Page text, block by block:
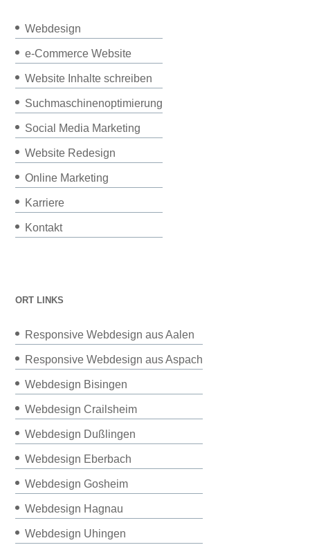
Webdesign
e-Commerce Website
Website Inhalte schreiben
Suchmaschinenoptimierung
Social Media Marketing
Website Redesign
Online Marketing
Karriere
Kontakt
ORT LINKS
Responsive Webdesign aus Aalen
Responsive Webdesign aus Aspach
Webdesign Bisingen
Webdesign Crailsheim
Webdesign Dußlingen
Webdesign Eberbach
Webdesign Gosheim
Webdesign Hagnau
Webdesign Uhingen